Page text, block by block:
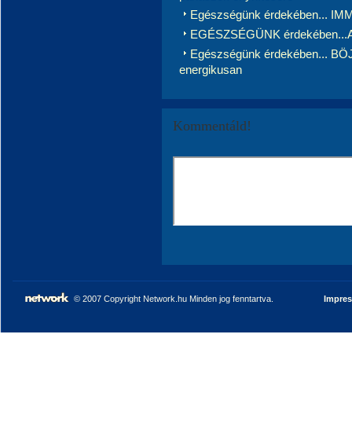
Egészségünk érdekében...
EGÉSZSÉGÜNK
Egészségünk érdekében...
energikusan
Kommentáld!
© 2007 Copyright Network.hu Minden jog fenntartva.